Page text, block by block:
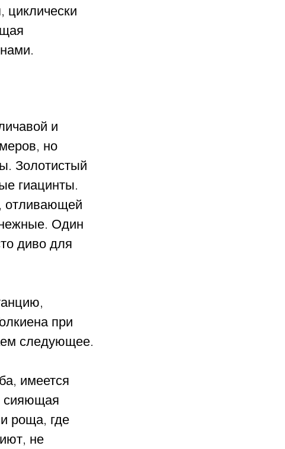
циклически
и
но
Золотистый
гиацинты.
отливающей
Один
диво для
при
следующее.
имеется
сияющая
роща, где
не